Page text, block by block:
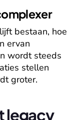
bestaan, hoe
ervan
wordt steeds
stellen
groter.
legacy